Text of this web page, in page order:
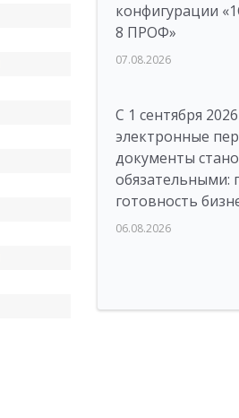
конфигурации
8 ПРОФ»
07.08.2026
С 1 сентября
электронные
документы
обязательными:
готовность
06.08.2026